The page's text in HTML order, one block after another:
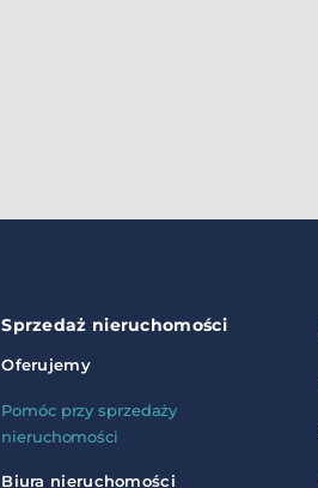
Sprzedaż nieruchomości
Oferujemy
Pomóc przy sprzedaży
nieruchomości
Biura nieruchomości